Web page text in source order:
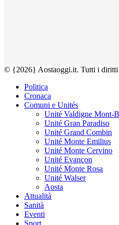
© {2026} Aostaoggi.it. Tutti i diritti
Politica
Cronaca
Comuni e Unités
Unité Valdigne Mont-
Unité Gran Paradiso
Unité Grand Combin
Unité Monte Emilius
Unité Monte Cervino
Unité Evançon
Unité Monte Rosa
Unité Walser
Aosta
Attualità
Sanità
Eventi
Sport